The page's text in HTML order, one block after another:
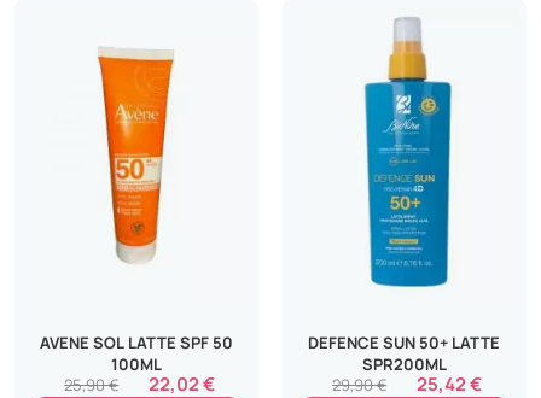
AVENE SOL LATTE SPF 50
100ML
22,02 €
25,90 €
DEFENCE SUN 50+ LATTE
SPR200ML
25,42 €
29,90 €